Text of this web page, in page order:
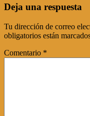
Deja una respuesta
Tu dirección de correo
obligatorios están
Comentario *